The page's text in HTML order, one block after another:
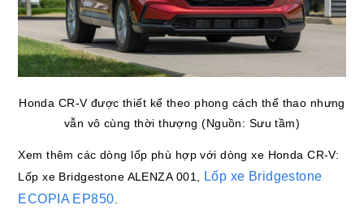
Honda CR-V được thiết kế theo phong cách thể thao nhưng
vẫn vô cùng thời thượng (Nguồn: Sưu tầm)
Xem thêm các dòng lốp phù hợp với dòng xe Honda CR-V:
Lốp xe Bridgestone ALENZA 001,
Lốp xe Bridgestone
ECOPIA EP850